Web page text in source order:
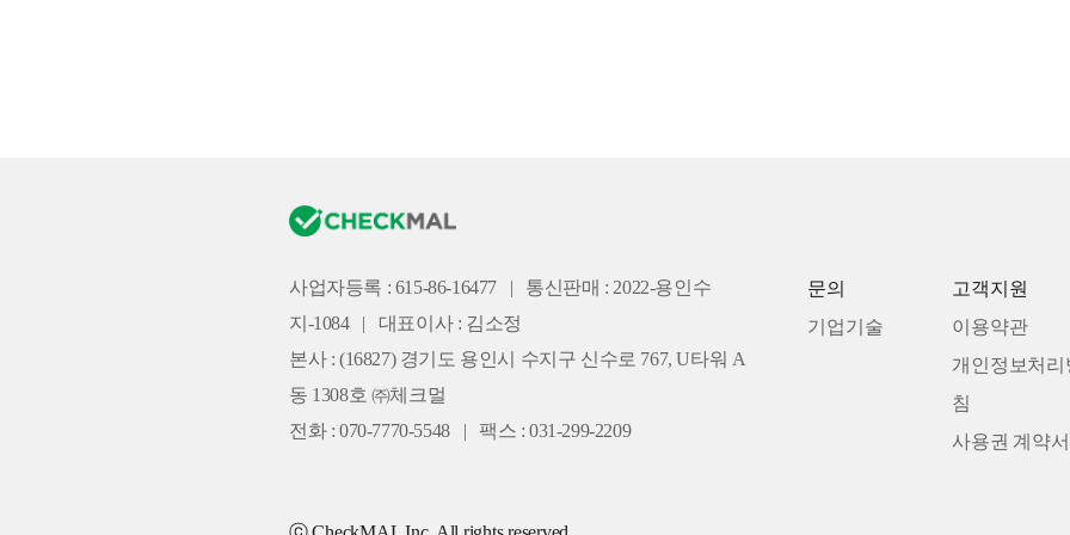
사업자등록 : 615-86-16477
통신판매 : 2022-용인수
지-1084
대표이사 : 김소정
본사 : (16827) 경기도 용인시 수지구 신수로 767, U타워 A
동 1308호 ㈜체크멀
전화 : 070-7770-5548
팩스 : 031-299-2209
문의
기업기술
고객지원
이용약관
개인정보처리
침
사용권 계약서